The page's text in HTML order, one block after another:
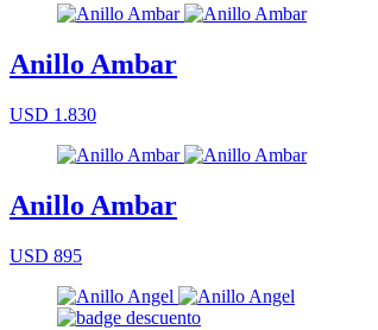
Anillo Ambar
USD 1.830
Anillo Ambar
USD 895